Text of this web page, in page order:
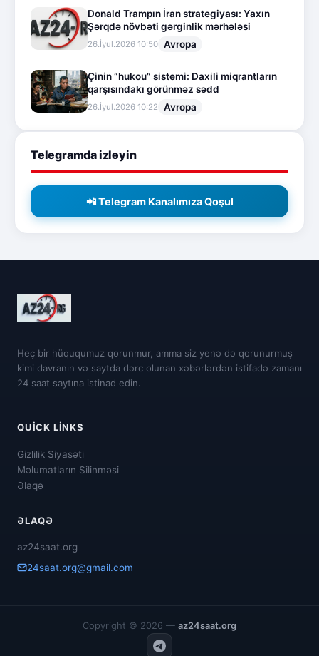
Donald Trampın İran strategiyası: Yaxın
Şərqdə növbəti gərginlik mərhələsi
26.İyul.2026 10:50 Avropa
Çinin “hukou” sistemi: Daxili miqrantların
qarşısındakı görünməz sədd
26.İyul.2026 10:22 Avropa
Telegramda izləyin
📲 Telegram Kanalımıza Qoşul
Heç bir hüququmuz qorunmur, amma siz yenə də qorunurmuş
kimi davranın və saytda dərc olunan xəbərlərdən istifadə zamanı
24 saat saytına istinad edin.
QUICK LINKS
Gizlilik Siyasəti
Məlumatların Silinməsi
Əlaqə
ƏLAQƏ
az24saat.org
24saat.org@gmail.com
Copyright © 2026 — az24saat.org